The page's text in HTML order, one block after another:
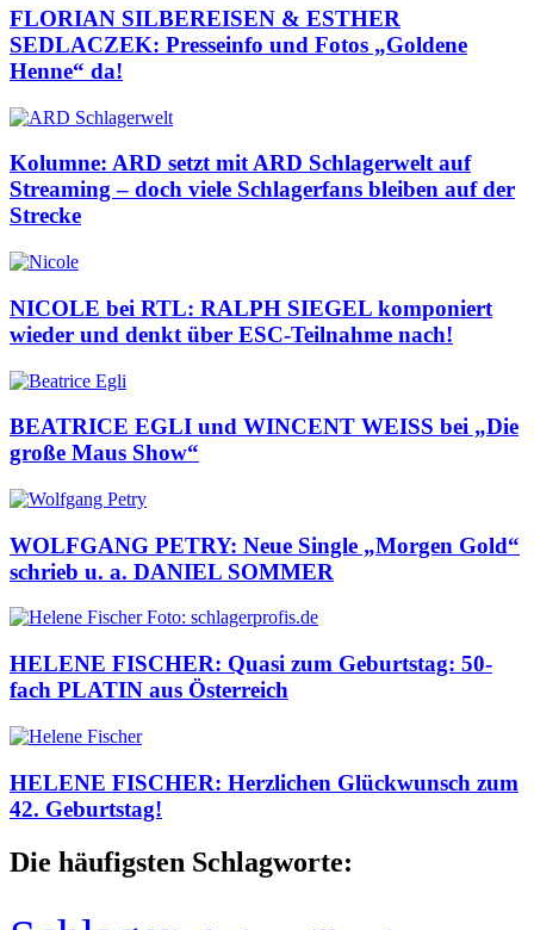
FLORIAN SILBEREISEN & ESTHER
SEDLACZEK: Presseinfo und Fotos „Goldene
Henne“ da!
Kolumne: ARD setzt mit ARD Schlagerwelt auf
Streaming – doch viele Schlagerfans bleiben auf der
Strecke
NICOLE bei RTL: RALPH SIEGEL komponiert
wieder und denkt über ESC-Teilnahme nach!
BEATRICE EGLI und WINCENT WEISS bei „Die
große Maus Show“
WOLFGANG PETRY: Neue Single „Morgen Gold“
schrieb u. a. DANIEL SOMMER
HELENE FISCHER: Quasi zum Geburtstag: 50-
fach PLATIN aus Österreich
HELENE FISCHER: Herzlichen Glückwunsch zum
42. Geburtstag!
Die häufigsten Schlagworte: